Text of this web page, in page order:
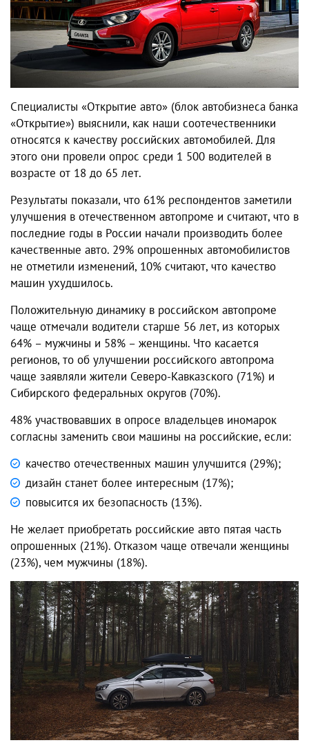
Специалисты «Открытие авто» (блок автобизнеса банка
«Открытие») выяснили, как наши соотечественники
относятся к качеству российских автомобилей. Для
этого они провели опрос среди 1 500 водителей в
возрасте от 18 до 65 лет.
Результаты показали, что 61% респондентов заметили
улучшения в отечественном автопроме и считают, что в
последние годы в России начали производить более
качественные авто. 29% опрошенных автомобилистов
не отметили изменений, 10% считают, что качество
машин ухудшилось.
Положительную динамику в российском автопроме
чаще отмечали водители старше 56 лет, из которых
64% – мужчины и 58% – женщины. Что касается
регионов, то об улучшении российского автопрома
чаще заявляли жители Северо-Кавказского (71%) и
Сибирского федеральных округов (70%).
48% участвовавших в опросе владельцев иномарок
согласны заменить свои машины на российские, если:
качество отечественных машин улучшится (29%);
дизайн станет более интересным (17%);
повысится их безопасность (13%).
Не желает приобретать российские авто пятая часть
опрошенных (21%). Отказом чаще отвечали женщины
(23%), чем мужчины (18%).